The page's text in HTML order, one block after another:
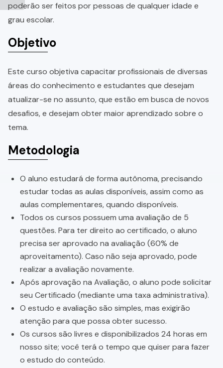
poderão ser feitos por pessoas de qualquer idade e
grau escolar.
Objetivo
Este curso objetiva capacitar profissionais de diversas
áreas do conhecimento e estudantes que desejam
atualizar-se no assunto, que estão em busca de novos
desafios, e desejam obter maior aprendizado sobre o
tema.
Metodologia
O aluno estudará de forma autônoma, precisando
estudar todas as aulas disponíveis, assim como as
aulas complementares, quando disponíveis.
Todos os cursos possuem uma avaliação de 5
questões. Para ter direito ao certificado, o aluno
precisa ser aprovado na avaliação (60% de
aproveitamento). Caso não seja aprovado, pode
realizar a avaliação novamente.
Após aprovação na Avaliação, o aluno pode solicitar
seu Certificado (mediante uma taxa administrativa).
O estudo e avaliação são simples, mas exigirão
atenção para que possa obter sucesso.
Os cursos são livres e disponibilizados 24 horas em
nosso site; você terá o tempo que quiser para fazer
o estudo do conteúdo.